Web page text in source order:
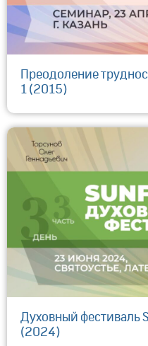
Преодоление
1 (2015)
Духовный фестиваль
(2024)